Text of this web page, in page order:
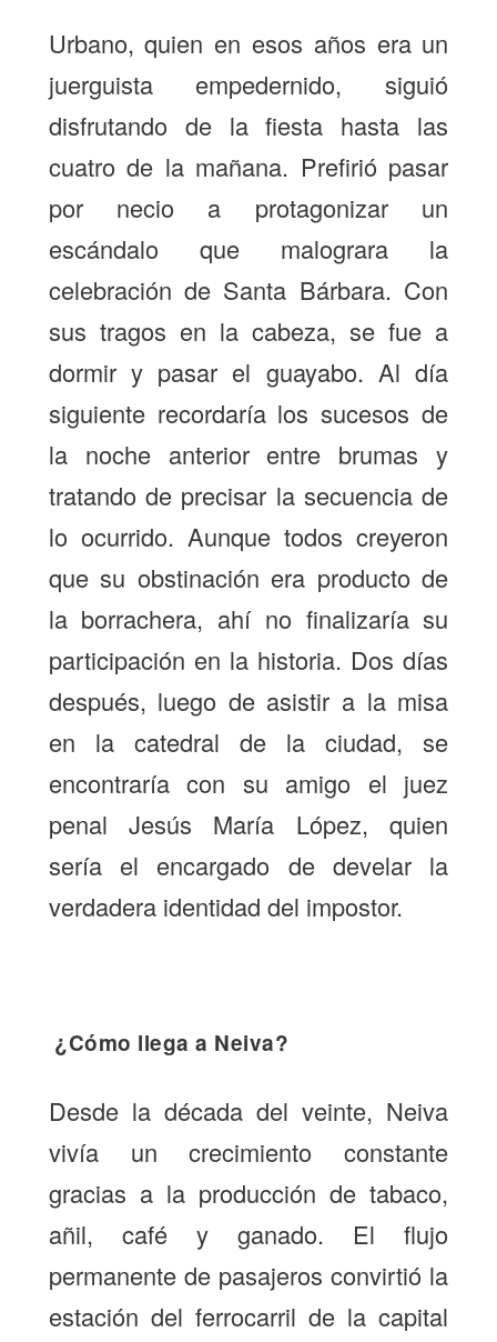
Urbano, quien en esos años era un
juerguista empedernido, siguió
disfrutando de la fiesta hasta las
cuatro de la mañana. Prefirió pasar
por necio a protagonizar un
escándalo que malograra la
celebración de Santa Bárbara. Con
sus tragos en la cabeza, se fue a
dormir y pasar el guayabo. Al día
siguiente recordaría los sucesos de
la noche anterior entre brumas y
tratando de precisar la secuencia de
lo ocurrido. Aunque todos creyeron
que su obstinación era producto de
la borrachera, ahí no finalizaría su
participación en la historia. Dos días
después, luego de asistir a la misa
en la catedral de la ciudad, se
encontraría con su amigo el juez
penal Jesús María López, quien
sería el encargado de develar la
verdadera identidad del impostor.
¿Cómo llega a Neiva?
Desde la década del veinte, Neiva
vivía un crecimiento constante
gracias a la producción de tabaco,
añil, café y ganado. El flujo
permanente de pasajeros convirtió la
estación del ferrocarril de la capital